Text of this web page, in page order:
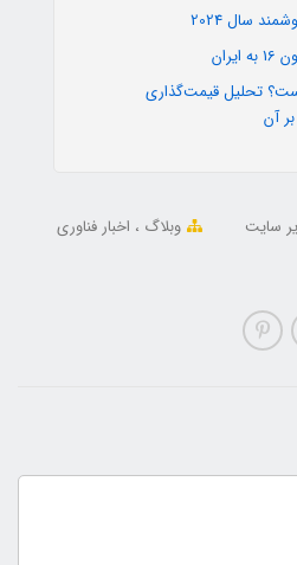
سال 2024
تحلیل قیمت‌گذاری
آن
سایت وبلاگ
اخبار فناوری